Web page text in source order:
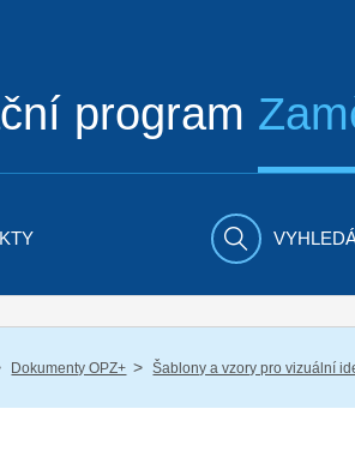
program
Dokumenty OPZ+ / Šablony a vzory pro vizuální